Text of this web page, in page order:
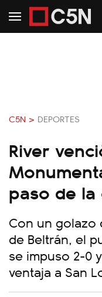
C5N > DEPORTES
River
paso de
Con un golazo
de Beltrán, el
se impuso 2-0
ventaja a San